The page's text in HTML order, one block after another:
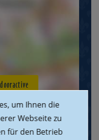
um Ihnen die
Webseite zu
für den Betrieb